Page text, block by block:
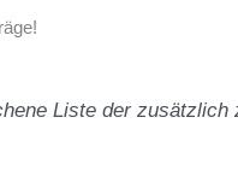
Liste der zusätzlich